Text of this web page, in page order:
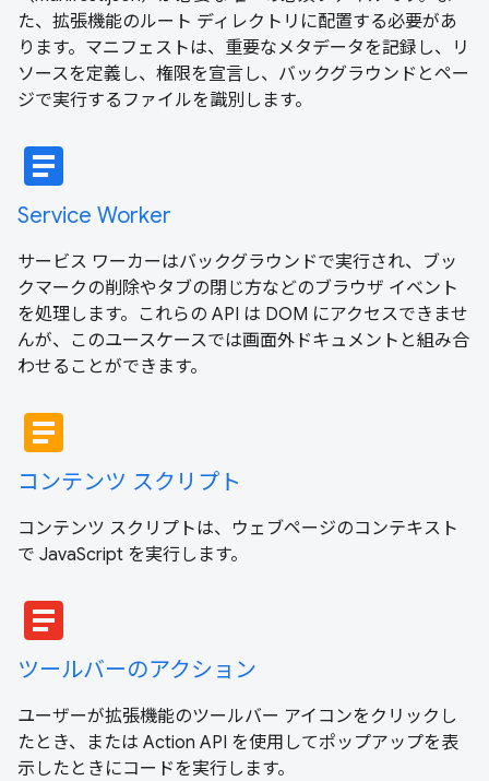
た、拡張機能のルート ディレクトリに配置する必要があ
ります。マニフェストは、重要なメタデータを記録し、リ
ソースを定義し、権限を宣言し、バックグラウンドとペー
ジで実行するファイルを識別します。
article
Service Worker
サービス ワーカーはバックグラウンドで実行され、ブッ
クマークの削除やタブの閉じ方などのブラウザ イベント
を処理します。これらの API は DOM にアクセスできませ
んが、このユースケースでは画面外ドキュメントと組み合
わせることができます。
article
コンテンツ スクリプト
コンテンツ スクリプトは、ウェブページのコンテキスト
で JavaScript を実行します。
article
ツールバーのアクション
ユーザーが拡張機能のツールバー アイコンをクリックし
たとき、または Action API を使用してポップアップを表
示したときにコードを実行します。